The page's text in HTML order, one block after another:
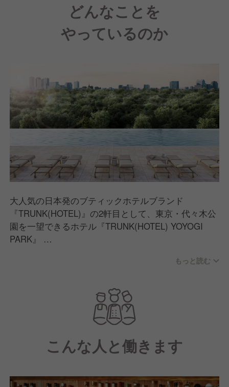
どんなことを
やっているのか
大人気の日本発のブティックホテルブランド
『TRUNK(HOTEL)』の2軒目として、東京・代々木公
園を一望できるホテル『TRUNK(HOTEL) YOYOGI
PARK』
ーにつなげるために都会でくつろぎと刺激を提供しま
その中にある『TRUNK（POOL CLUB）』は、ホテル
のルーフトップにプールとラウンジをご用意し、お客
様に都会でくつろぎと刺激を提供。
温水のインフィニティプールや、ジャグジー、キャン
プの焚き火台"ファイヤーピット"など、開放感に溢れ
日常の喧騒を忘れてしまうくらい特別な空間をご用意
もっと読む
こんな人と働きます